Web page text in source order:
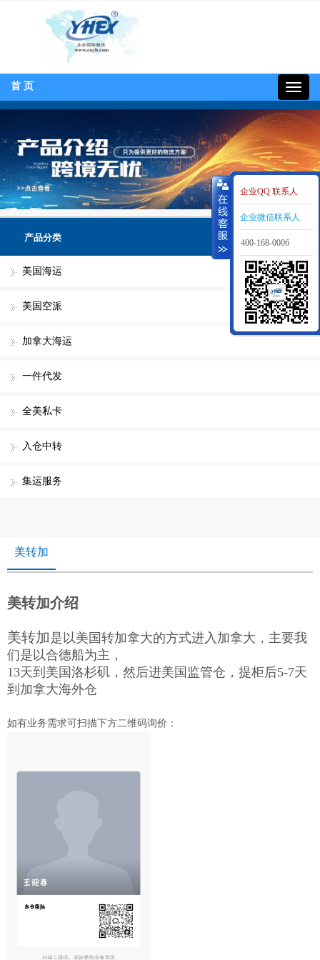
首 页
产品分类
美国海运
美国空派
加拿大海运
一件代发
全美私卡
入仓中转
集运服务
美转加
美转加介绍
美转加是以美国转加拿大的方式进入加拿大，主要我
们是以合德船为主，
13天到美国洛杉矶，然后进美国监管仓，提柜后5-7天
到加拿大海外仓
如有业务需求可扫描下方二维码询价：
企业QQ 联系人
企业微信联系人
400-168-0006